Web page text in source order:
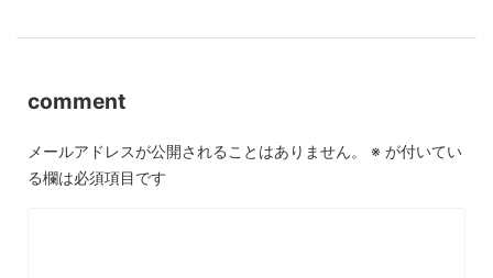
comment
メールアドレスが公開されることはありません。 ※ が付いてい
る欄は必須項目です